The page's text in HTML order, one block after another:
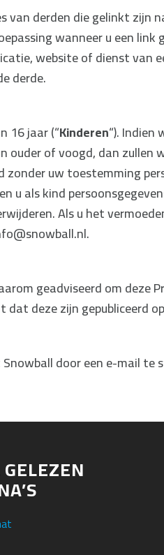
derden die gelinkt zijn
wanneer u een link
website of dienst van
derde.
16 jaar (“Kinderen“).
ouder of voogd, dan zullen
zonder uw toestemming
u als kind
Als u het
geadviseerd om deze
deze zijn gepubliceerd
door een e-mail